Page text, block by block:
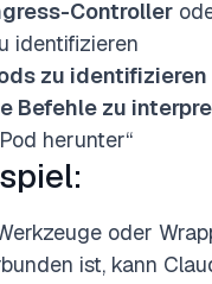
Controller
identifizieren
zu identifizieren
Befehle zu
herunter“
oder
ist, kann